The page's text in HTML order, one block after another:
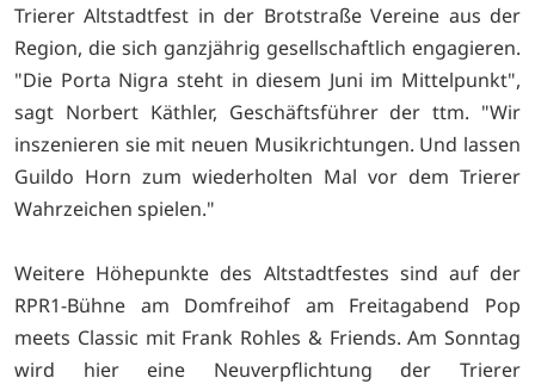
Trierer Altstadtfest in der Brotstraße Vereine aus der
Region, die sich ganzjährig gesellschaftlich engagieren.
"Die Porta Nigra steht in diesem Juni im Mittelpunkt",
sagt Norbert Käthler, Geschäftsführer der ttm. "Wir
inszenieren sie mit neuen Musikrichtungen. Und lassen
Guildo Horn zum wiederholten Mal vor dem Trierer
Wahrzeichen spielen."
Weitere Höhepunkte des Altstadtfestes sind auf der
RPR1-Bühne am Domfreihof am Freitagabend Pop
meets Classic mit Frank Rohles & Friends. Am Sonntag
wird hier eine Neuverpflichtung der Trierer